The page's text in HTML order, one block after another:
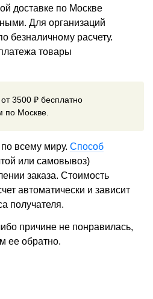
доставке по Москве
Для организаций
безналичному расчету.
товары
3500 ₽ бесплатно
по Москве.
всему миру. Способ
или самовывоз)
заказа. Стоимость
автоматически и зависит
получателя.
причине не понравилась,
ее обратно.